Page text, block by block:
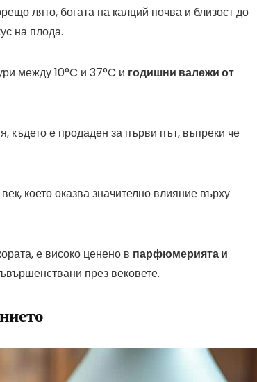
лято, богата на калций почва и близост до
на плода.
между 10°C и 37°C и годишни валежи от
където е продаден за първи път, въпреки че
което оказва значително влияние върху
е високо ценено в парфюмерията и
през вековете.